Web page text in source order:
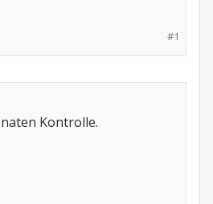
#1
Kontrolle.